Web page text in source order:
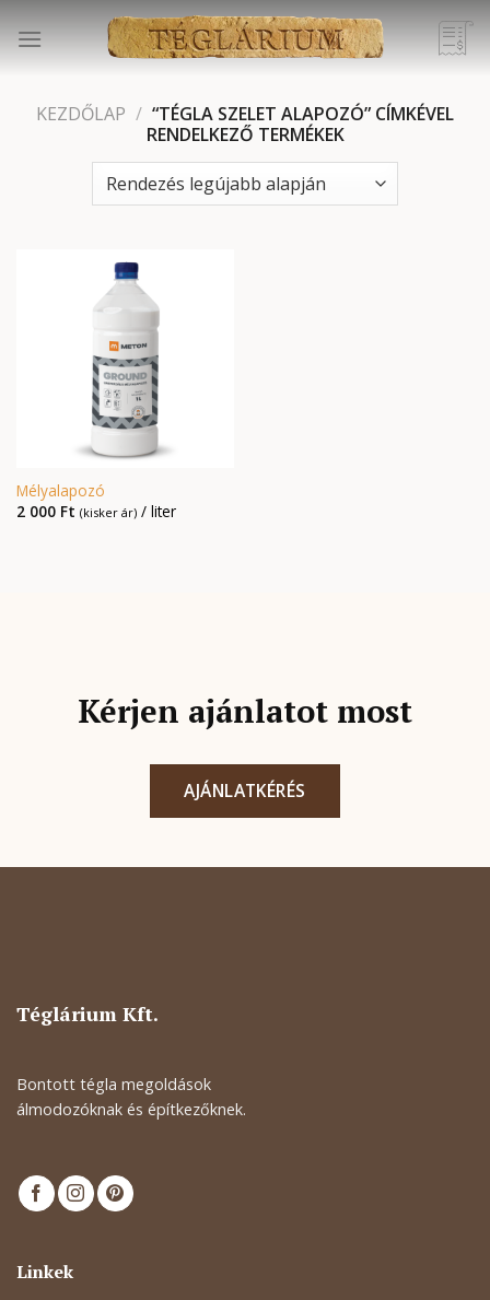
Skip
content
KEZDŐLAP / “TÉGLA SZELET ALAPOZÓ” CÍMKÉVEL
RENDELKEZŐ TERMÉKEK
Mélyalapozó
2 000 Ft (kisker ár)/ liter
Kérjen ajánlatot most
AJÁNLATKÉRÉS
Téglárium Kft.
Bontott tégla megoldások
álmodozóknak és építkezőknek.
Linkek